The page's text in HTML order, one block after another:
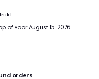
of voorAugust 15, 2026
orders